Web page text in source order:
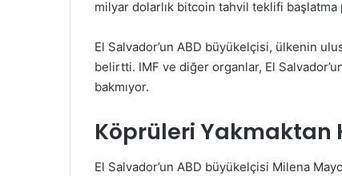
milyar dolarlık bitcoin tahvil teklifi başlatma
El Salvador’un ABD büyükelçisi, ülkenin
belirtti. IMF ve diğer organlar, El
bakmıyor.
Köprüleri Yakmaktan
El Salvador’un ABD büyükelçisi Milena